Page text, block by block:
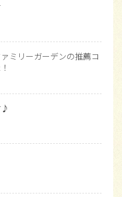
ミリーガーデンの推薦コ
♪